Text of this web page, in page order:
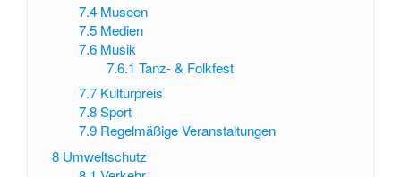
7.4 Museen
7.5 Medien
7.6 Musik
7.6.1 Tanz- & Folkfest
7.7 Kulturpreis
7.8 Sport
7.9 Regelmäßige Veranstaltungen
8 Umweltschutz